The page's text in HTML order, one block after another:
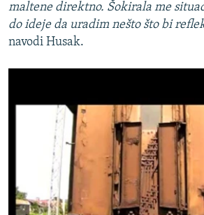
maltene direktno. Šokirala me
do ideje da uradim nešto što bi
navodi Husak.